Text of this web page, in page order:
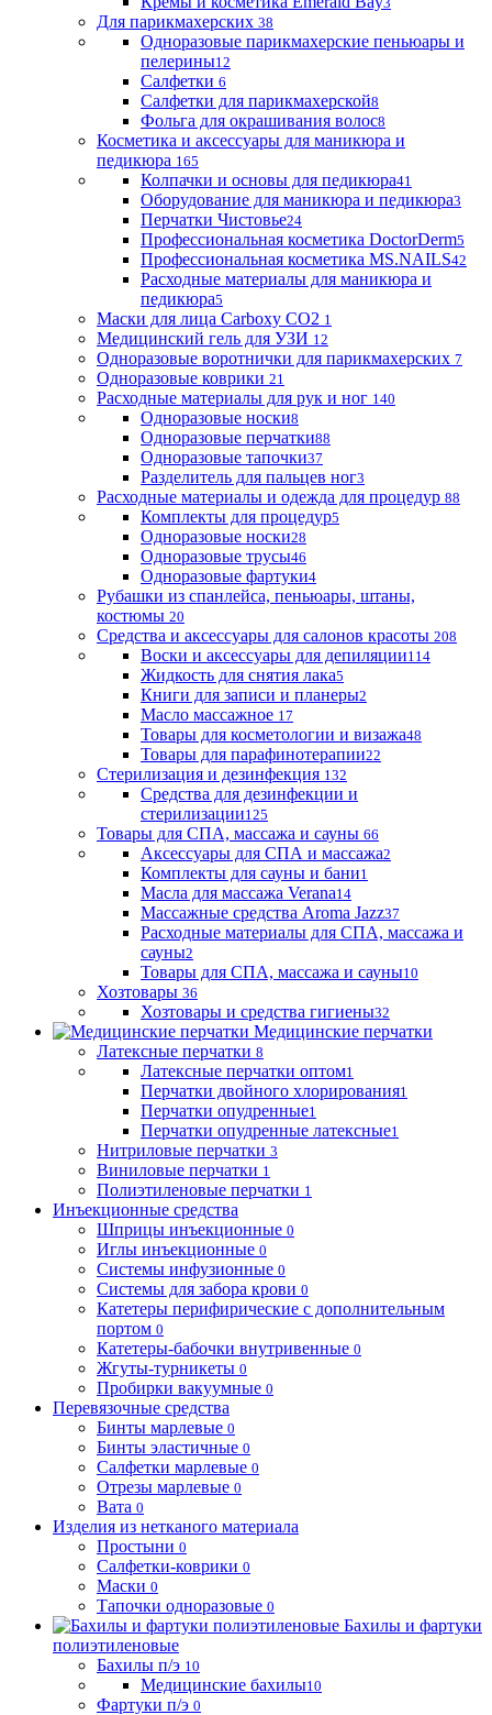
Для парикмахерских 38
Одноразовые парикмахерские пеньюары и
пелерины12
Салфетки 6
Салфетки для парикмахерской8
Фольга для окрашивания волос8
Косметика и аксессуары для маникюра и
педикюра 165
Колпачки и основы для педикюра41
Оборудование для маникюра и педикюра3
Перчатки Чистовье24
Профессиональная косметика DoctorDerm5
Профессиональная косметика MS.NAILS42
Расходные материалы для маникюра и
педикюра5
Маски для лица Carboxy CO2 1
Медицинский гель для УЗИ 12
Одноразовые воротнички для парикмахерских 7
Одноразовые коврики 21
Расходные материалы для рук и ног 140
Одноразовые носки8
Одноразовые перчатки88
Одноразовые тапочки37
Разделитель для пальцев ног3
Расходные материалы и одежда для процедур 88
Комплекты для процедур5
Одноразовые носки28
Одноразовые трусы46
Одноразовые фартуки4
Рубашки из спанлейса, пеньюары, штаны,
костюмы 20
Средства и аксессуары для салонов красоты 208
Воски и аксессуары для депиляции114
Жидкость для снятия лака5
Книги для записи и планеры2
Масло массажное 17
Товары для косметологии и визажа48
Товары для парафинотерапии22
Стерилизация и дезинфекция 132
Средства для дезинфекции и
стерилизации125
Товары для СПА, массажа и сауны 66
Аксессуары для СПА и массажа2
Комплекты для сауны и бани1
Масла для массажа Verana14
Массажные средства Aroma Jazz37
Расходные материалы для СПА, массажа и
сауны2
Товары для СПА, массажа и сауны10
Хозтовары 36
Хозтовары и средства гигиены32
Медицинские перчатки
Латексные перчатки 8
Латексные перчатки оптом1
Перчатки двойного хлорирования1
Перчатки опудренные1
Перчатки опудренные латексные1
Нитриловые перчатки 3
Виниловые перчатки 1
Полиэтиленовые перчатки 1
Инъекционные средства
Шприцы инъекционные 0
Иглы инъекционные 0
Системы инфузионные 0
Системы для забора крови 0
Катетеры перифирические с дополнительным
портом 0
Катетеры-бабочки внутривенные 0
Жгуты-турникеты 0
Пробирки вакуумные 0
Перевязочные средства
Бинты марлевые 0
Бинты эластичные 0
Салфетки марлевые 0
Отрезы марлевые 0
Вата 0
Изделия из нетканого материала
Простыни 0
Салфетки-коврики 0
Маски 0
Тапочки одноразовые 0
Бахилы и фартуки
полиэтиленовые
Бахилы п/э 10
Медицинские бахилы10
Фартуки п/э 0